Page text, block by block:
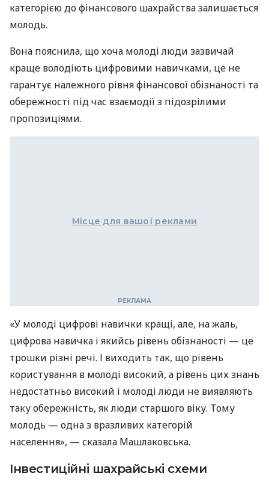
категорією до фінансового шахрайства залишається
молодь.
Вона пояснила, що хоча молоді люди зазвичай
краще володіють цифровими навичками, це не
гарантує належного рівня фінансової обізнаності та
обережності під час взаємодії з підозрілими
пропозиціями.
Місце для вашої реклами
«У молоді цифрові навички кращі, але, на жаль,
цифрова навичка і якийсь рівень обізнаності — це
трошки різні речі. І виходить так, що рівень
користування в молоді високий, а рівень цих знань
недостатньо високий і молоді люди не виявляють
таку обережність, як люди старшого віку. Тому
молодь — одна з вразливих категорій
населення», — сказала Машлаковська.
Інвестиційні шахрайські схеми